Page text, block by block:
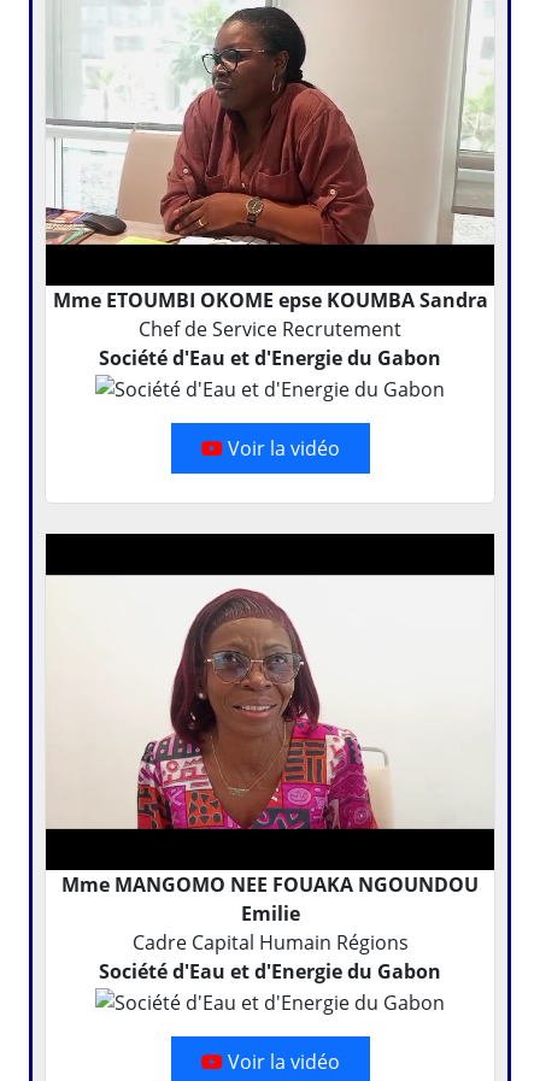
Mme ETOUMBI OKOME epse KOUMBA Sandra
Chef de Service Recrutement
Société d'Eau et d'Energie du Gabon
Voir la vidéo
Mme MANGOMO NEE FOUAKA NGOUNDOU
Emilie
Cadre Capital Humain Régions
Société d'Eau et d'Energie du Gabon
Voir la vidéo